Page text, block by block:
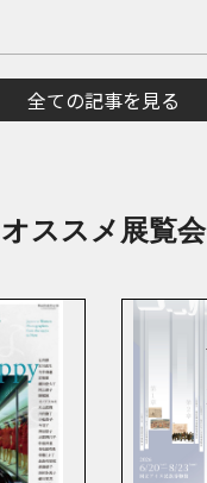
全ての記事を見る
オススメ展覧会